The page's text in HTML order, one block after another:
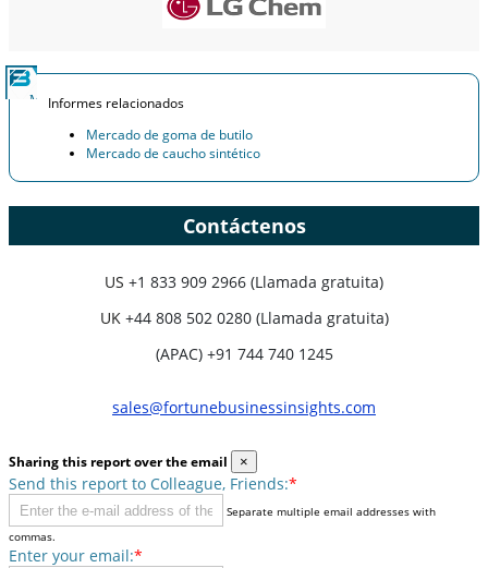
Informes relacionados
Mercado de goma de butilo
Mercado de caucho sintético
Contáctenos
US +1 833 909 2966 (Llamada gratuita)
UK +44 808 502 0280 (Llamada gratuita)
(APAC) +91 744 740 1245
sales@fortunebusinessinsights.com
Sharing this report over the email ×
Send this report to Colleague, Friends:*
Separate multiple email addresses with
commas.
Enter your email:*